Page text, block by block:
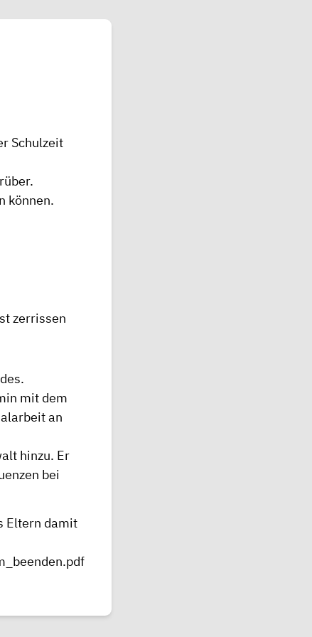
Schulzeit
können.
zerrissen
mit dem
an
hinzu. Er
bei
Eltern damit